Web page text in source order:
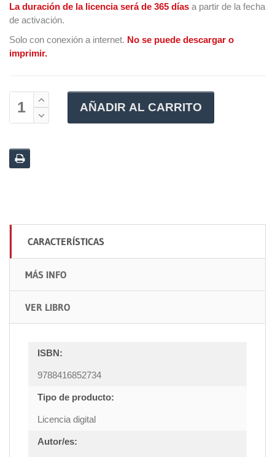
La duración de la licencia será de 365 días a partir de la fecha
de activación.
Solo con conexión a internet. No se puede descargar o
imprimir.
AÑADIR AL CARRITO
CARACTERÍSTICAS
MÁS INFO
VER LIBRO
ISBN:
9788416852734
Tipo de producto:
Licencia digital
Autor/es: